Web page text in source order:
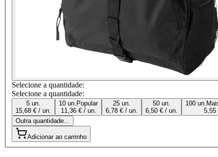
Selecione a quantidade:
Selecione a quantidade:
5 un.
15,68 € / un.
10 un. Popular
11,36 € / un.
25 un.
6,78 € / un.
50 un.
6,50 € / un.
100 un.
5,55
Outra quantidade...
Adicionar ao carrinho